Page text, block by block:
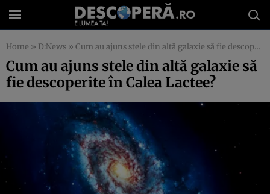
Home » D:News » Cum au ajuns stele din altă galaxie să fie descoperite în Calea Lactee?
Cum au ajuns stele din altă galaxie să
fie descoperite în Calea Lactee?